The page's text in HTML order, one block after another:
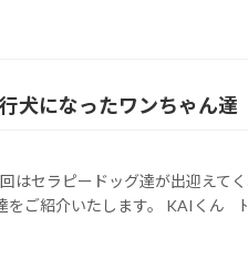
犬になったワンちゃん達
セラピードッグ達が出迎えて
をご紹介いたします。 KAIくん